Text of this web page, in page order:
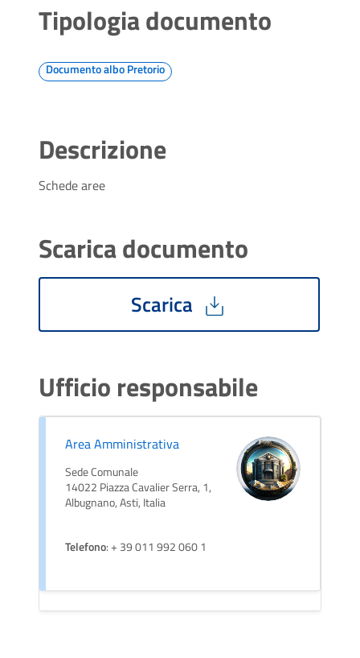
Tipologia documento
Documento albo Pretorio
Descrizione
Schede aree
Scarica documento
Scarica
Ufficio responsabile
Area Amministrativa
Sede Comunale
14022 Piazza Cavalier Serra, 1,
Albugnano, Asti, Italia
Telefono: + 39 011 992 060 1